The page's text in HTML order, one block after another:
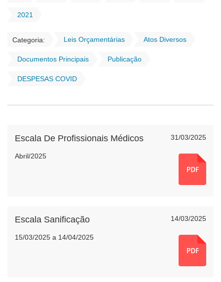
2021
Categoria: Leis Orçamentárias Atos Diversos
Documentos Principais Publicação
DESPESAS COVID
31/03/2025
Escala De Profissionais Médicos
Abril/2025
14/03/2025
Escala Sanificação
15/03/2025 a 14/04/2025